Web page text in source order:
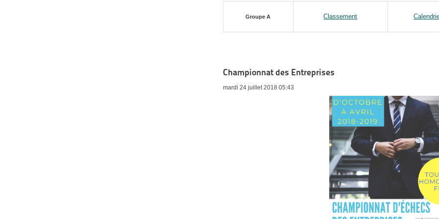
Groupe A Classement
Championnat des Entreprises
mardi 24 juillet 2018 05:43